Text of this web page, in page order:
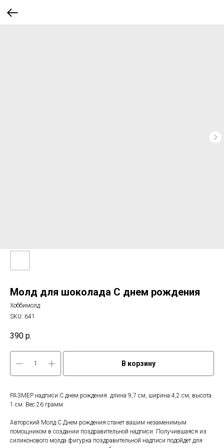
Молд для шоколада С днем рождения
Хоббимолд
SKU: 641
390 р.
В корзину
РАЗМЕР надписи С днем рождения: длина 9,7 см, ширина 4,2 см, высота
1 см. Вес 26 грамм.
Авторский Молд С Днем рождения станет вашим незаменимым
помощником в создании поздравительной надписи. Получившаяся из
силиконового молда фигурка поздравительной надписи подойдет для